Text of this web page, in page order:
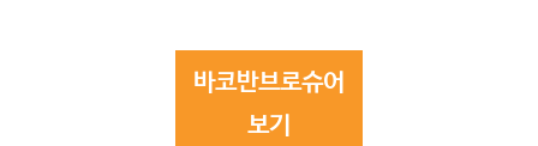
바코반브로슈어
보기